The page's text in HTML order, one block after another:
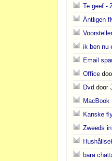
Te geef -
Äntligen
ik ben nu
Email
Office
Dvd door
MacBook
Kanske
Zweeds
bara